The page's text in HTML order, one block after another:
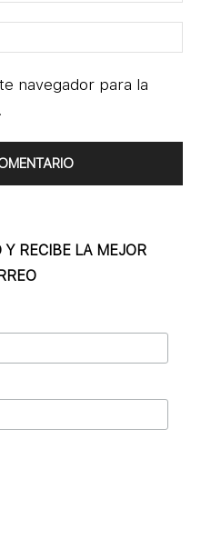
navegador para la
RECIBE LA MEJOR